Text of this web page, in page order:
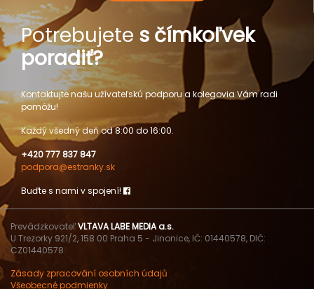
Potrebujete s čímkoľvek
poradiť?
Kontaktujte našu užívateľskú podporu a kolegovia Vám radi
pomôžu!
Každý všedný deň od 8:00 do 16:00.
+420 777 837 847
podpora@estranky.sk
Buďte s nami v spojení!
PrevádzkovateľVLTAVA LABE MEDIA a.s.
U Trezorky 921/2, 158 00 Praha 5 - Jinonice, IČ: 01440578, DIČ:
CZ01440578
Zásady zpracování osobních údajů
Všeobecné podmienky